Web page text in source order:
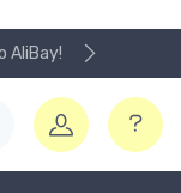
AliBay!